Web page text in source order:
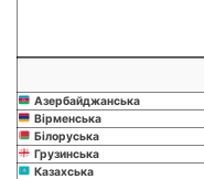
Азербайджанська
Вірменська
Білоруська
Грузинська
Казахська